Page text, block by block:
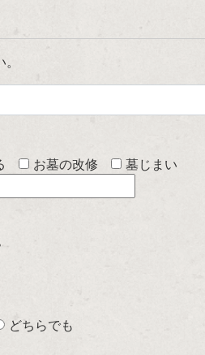
お墓の改修
墓じまい
どちらでも